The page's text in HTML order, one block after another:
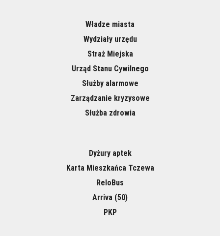
Władze miasta
Wydziały urzędu
Straż Miejska
Urząd Stanu Cywilnego
Służby alarmowe
Zarządzanie kryzysowe
Służba zdrowia
Dyżury aptek
Karta Mieszkańca Tczewa
ReloBus
Arriva (50)
PKP